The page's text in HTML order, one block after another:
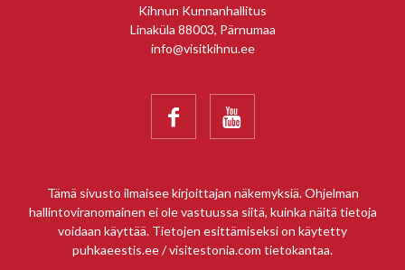
Kihnun Kunnanhallitus
Linaküla 88003, Pärnumaa
info@visitkihnu.ee
 
Tämä sivusto ilmaisee kirjoittajan näkemyksiä. Ohjelman
hallintoviranomainen ei ole vastuussa siitä, kuinka näitä tietoja
voidaan käyttää. Tietojen esittämiseksi on käytetty
puhkaeestis.ee / visitestonia.com tietokantaa.